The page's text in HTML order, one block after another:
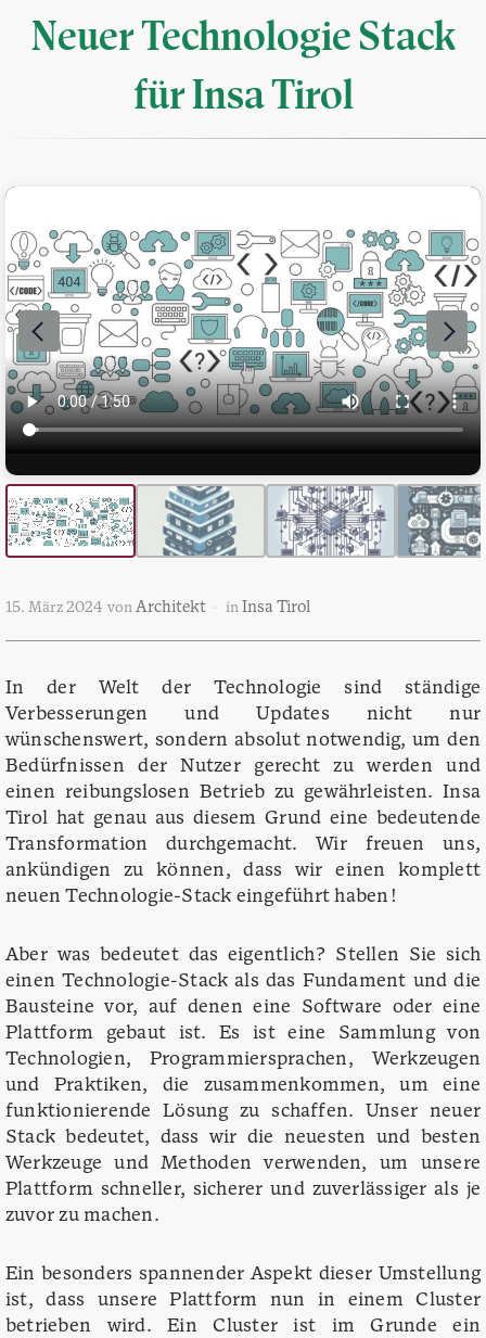
Neuer Technologie Stack
für Insa Tirol
15. März 2024 von Architekt in Insa Tirol
In der Welt der Technologie sind ständige
Verbesserungen und Updates nicht nur
wünschenswert, sondern absolut notwendig, um den
Bedürfnissen der Nutzer gerecht zu werden und
einen reibungslosen Betrieb zu gewährleisten. Insa
Tirol hat genau aus diesem Grund eine bedeutende
Transformation durchgemacht. Wir freuen uns,
ankündigen zu können, dass wir einen komplett
neuen Technologie-Stack eingeführt haben!
Aber was bedeutet das eigentlich? Stellen Sie sich
einen Technologie-Stack als das Fundament und die
Bausteine vor, auf denen eine Software oder eine
Plattform gebaut ist. Es ist eine Sammlung von
Technologien, Programmiersprachen, Werkzeugen
und Praktiken, die zusammenkommen, um eine
funktionierende Lösung zu schaffen. Unser neuer
Stack bedeutet, dass wir die neuesten und besten
Werkzeuge und Methoden verwenden, um unsere
Plattform schneller, sicherer und zuverlässiger als je
zuvor zu machen.
Ein besonders spannender Aspekt dieser Umstellung
ist, dass unsere Plattform nun in einem Cluster
betrieben wird. Ein Cluster ist im Grunde ein